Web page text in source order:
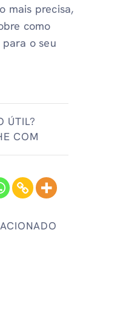
mais precisa,
como
o seu
ÚTIL?
COM